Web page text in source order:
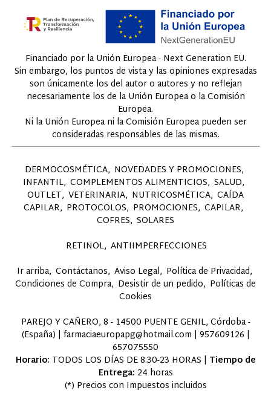
Financiado por la Unión Europea - Next Generation EU.
Sin embargo, los puntos de vista y las opiniones expresadas
son únicamente los del autor o autores y no reflejan
necesariamente los de la Unión Europea o la Comisión
Europea.
Ni la Unión Europea ni la Comisión Europea pueden ser
consideradas responsables de las mismas.
DERMOCOSMÉTICA NOVEDADES Y PROMOCIONES
INFANTIL COMPLEMENTOS ALIMENTICIOS SALUD
OUTLET VETERINARIA NUTRICOSMÉTICA CAÍDA
CAPILAR PROTOCOLOS PROMOCIONES CAPILAR
COFRES SOLARES
RETINOL ANTIIMPERFECCIONES
Ir arriba Contáctanos Aviso Legal Política de Privacidad
Condiciones de Compra Desistir de un pedido Políticas de
Cookies
PAREJO Y CAÑERO, 8 - 14500 PUENTE GENIL, Córdoba -
(España) | farmaciaeuropapg@hotmail.com | 957609126 |
657075550
Horario: TODOS LOS DÍAS DE 8.30-23 HORAS | Tiempo de
Entrega: 24 horas
(*) Precios con Impuestos incluidos